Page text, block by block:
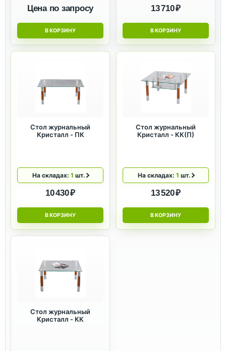
Цена по запросу
В КОРЗИНУ
13 710 ₽
В КОРЗИНУ
Стол журнальный
Кристалл - ПК
На складах: 1 шт.
10 430 ₽
В КОРЗИНУ
Стол журнальный
Кристалл - КК(П)
На складах: 1 шт.
13 520 ₽
В КОРЗИНУ
Стол журнальный
Кристалл - КК